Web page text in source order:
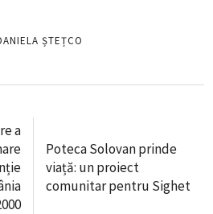
ȘTEȚCO
a
Poteca Solovan prinde
viață: un proiect
comunitar pentru Sighet